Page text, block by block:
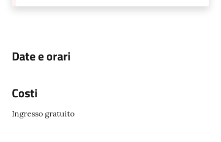
Date e orari
Costi
Ingresso gratuito